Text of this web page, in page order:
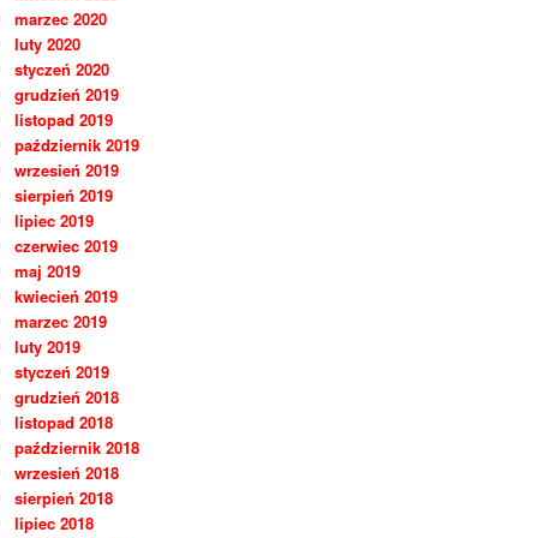
marzec 2020
luty 2020
styczeń 2020
grudzień 2019
listopad 2019
październik 2019
wrzesień 2019
sierpień 2019
lipiec 2019
czerwiec 2019
maj 2019
kwiecień 2019
marzec 2019
luty 2019
styczeń 2019
grudzień 2018
listopad 2018
październik 2018
wrzesień 2018
sierpień 2018
lipiec 2018